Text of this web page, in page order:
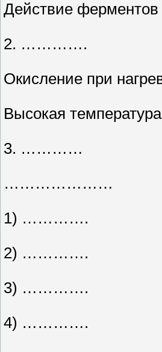
Действие ферментов
2. ………….
Окисление при
Высокая температура
3. …………
…………………
1) ………….
2) ………….
3) ………….
4) ………….